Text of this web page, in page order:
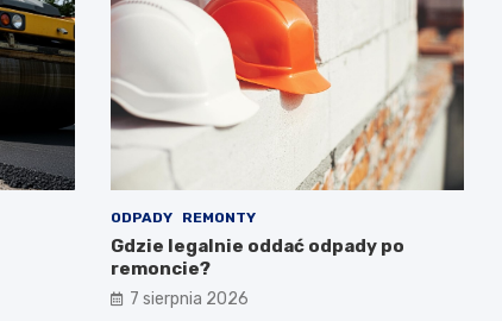
ODPADY REMONTY
Gdzie legalnie oddać odpady po
remoncie?
7 sierpnia 2026